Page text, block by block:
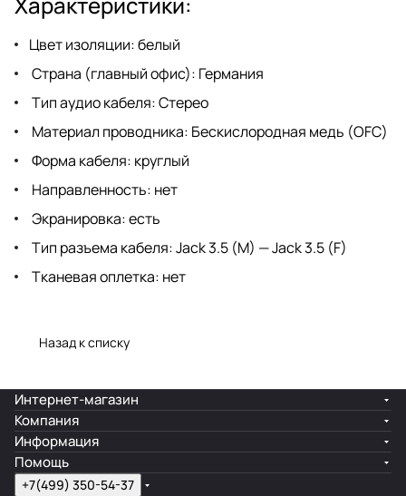
Цвет изоляции: белый
Страна (главный офис): Германия
Тип аудио кабеля: Стерео
Материал проводника: Беcкислородная медь (OFC)
Форма кабеля: круглый
Направленность: нет
Экранировка: есть
Тип разъема кабеля: Jack 3.5 (M) — Jack 3.5 (F)
Тканевая оплетка: нет
Назад к списку
Интернет-магазин
Компания
Информация
Помощь
+7(499) 350-54-37